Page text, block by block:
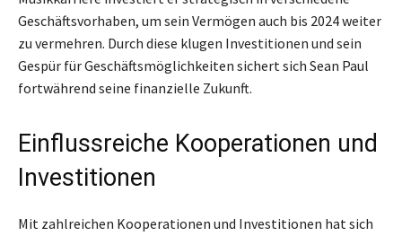
Geschäftsvorhaben, um sein Vermögen auch bis 2024 weiter
zu vermehren. Durch diese klugen Investitionen und sein
Gespür für Geschäftsmöglichkeiten sichert sich Sean Paul
fortwährend seine finanzielle Zukunft.
Einflussreiche Kooperationen und
Investitionen
Mit zahlreichen Kooperationen und Investitionen hat sich